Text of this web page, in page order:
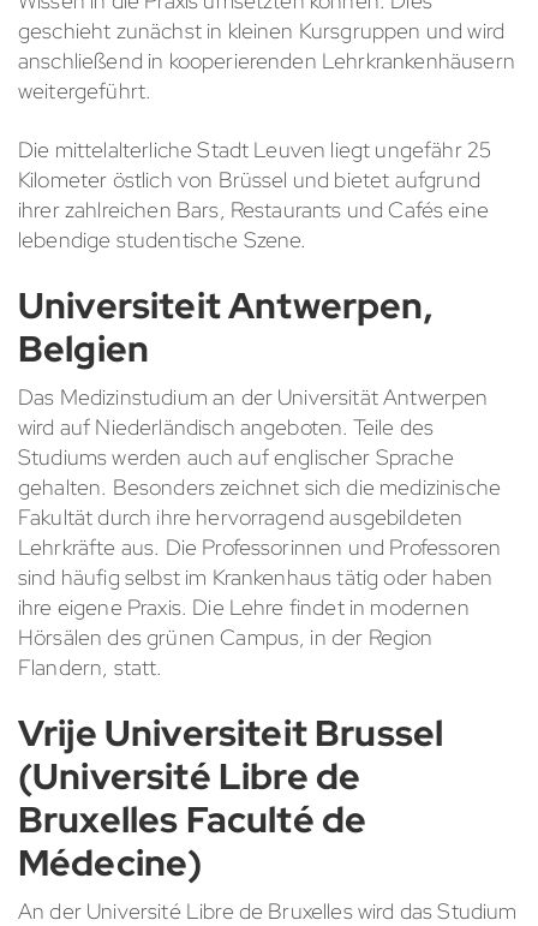
geschieht zunächst in kleinen Kursgruppen und wird
anschließend in kooperierenden Lehrkrankenhäusern
weitergeführt.
Die mittelalterliche Stadt Leuven liegt ungefähr 25
Kilometer östlich von Brüssel und bietet aufgrund
ihrer zahlreichen Bars, Restaurants und Cafés eine
lebendige studentische Szene.
Universiteit Antwerpen,
Belgien
Das Medizinstudium an der Universität Antwerpen
wird auf Niederländisch angeboten. Teile des
Studiums werden auch auf englischer Sprache
gehalten. Besonders zeichnet sich die medizinische
Fakultät durch ihre hervorragend ausgebildeten
Lehrkräfte aus. Die Professorinnen und Professoren
sind häufig selbst im Krankenhaus tätig oder haben
ihre eigene Praxis. Die Lehre findet in modernen
Hörsälen des grünen Campus, in der Region
Flandern, statt.
Vrije Universiteit Brussel
(Université Libre de
Bruxelles Faculté de
Médecine)
An der Université Libre de Bruxelles wird das Studium